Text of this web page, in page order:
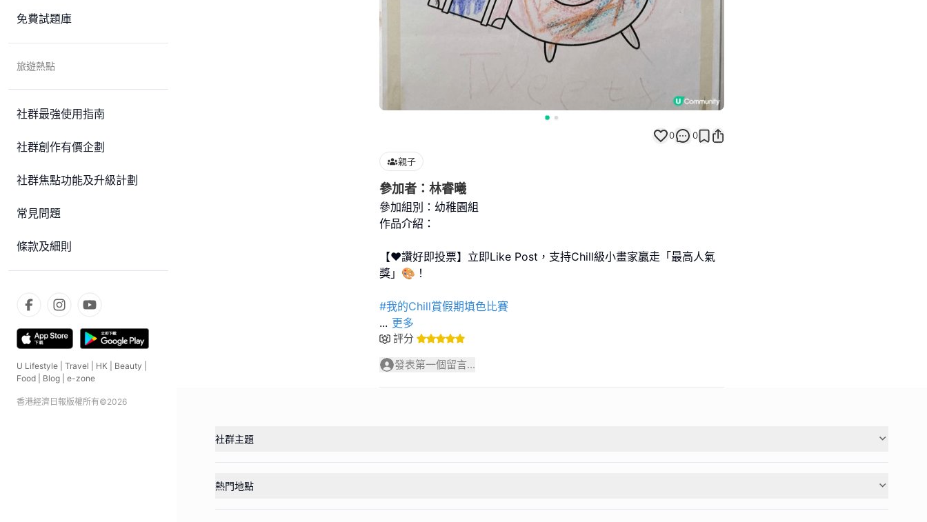
免費試題庫
旅遊熱點
社群最強使用指南
社群創作有價企劃
社群焦點功能及升級計劃
常見問題
條款及細則
U Lifestyle Travel HK Beauty
Food
Blog e-zone
香港經濟日報版權所有©2026
0 0
親子
參加者：林睿曦
參加組別：幼稚園組
作品介紹：
【❤️讚好即投票】立即Like Post，支持Chill級小畫家贏走「最高人氣
獎」🎨！
#我的Chill賞假期填色比賽
... 更多
評分
發表第一個留言...
社群主題
熱門地點